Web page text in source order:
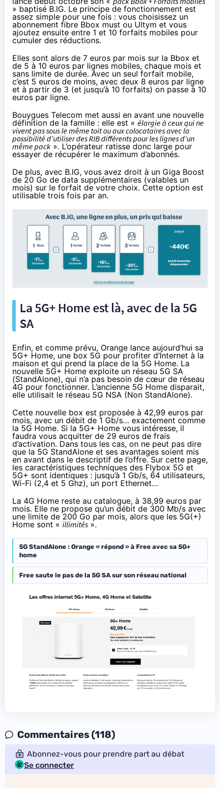
» baptisé B.IG. Le principe de fonctionnement est
assez simple pour une fois : vous choisissez un
abonnement fibre Bbox must ou Ultym et vous
ajoutez ensuite entre 1 et 10 forfaits mobiles pour
cumuler des réductions.
Elles sont alors de 7 euros par mois sur la Bbox et
de 5 à 10 euros par lignes mobiles, chaque mois et
sans limite de durée. Avec un seul forfait mobile,
c’est 5 euros de moins, avec deux 8 euros par ligne
et à partir de 3 (et jusqu’à 10 forfaits) on passe à 10
euros par ligne.
Bouygues Telecom met aussi en avant une nouvelle
définition de la famille : elle est « élargie à ceux qui ne
vivent pas sous le même toit ou aux colocataires avec la
possibilité d’utiliser des RIB différents pour les lignes d’un
même pack ». L’opérateur ratisse donc large pour
essayer de récupérer le maximum d’abonnés.
De plus, avec B.IG, vous avez droit à un Giga Boost
de 20 Go de data supplémentaires (valables un
mois) sur le forfait de votre choix. Cette option est
utilisable trois fois par an.
La 5G+ Home est là, avec de la 5G
SA
Enfin, et comme prévu, Orange lance aujourd’hui sa
5G+ Home, une box 5G pour profiter d’Internet à la
maison et qui prend la place de la 5G Home. La
nouvelle 5G+ Home exploite un réseau 5G SA
(StandAlone), qui n’a pas besoin de cœur de réseau
4G pour fonctionner. L’ancienne 5G Home disparait,
elle utilisait le réseau 5G NSA (Non StandAlone).
Cette nouvelle box est proposée à 42,99 euros par
mois, avec un débit de 1 Gb/s… exactement comme
la 5G Home. Si la 5G+ Home vous intéresse, il
faudra vous acquitter de 29 euros de frais
d’activation. Dans tous les cas, on ne peut pas dire
que la 5G StandAlone et ses avantages soient mis
en avant dans le descriptif de l’offre. Sur cette page,
les caractéristiques techniques des Flybox 5G et
5G+ sont identiques : jusqu’à 1 Gb/s, 64 utilisateurs,
Wi-Fi (2,4 et 5 Ghz), un port Ethernet…
La 4G Home reste au catalogue, à 38,99 euros par
mois. Elle ne propose qu’un débit de 300 Mb/s avec
une limite de 200 Go par mois, alors que les 5G(+)
Home sont « illimités ».
5G StandAlone : Orange « répond » à Free avec sa 5G+
home
Free saute le pas de la 5G SA sur son réseau national
Commentaires (118)
Abonnez-vous pour prendre part au débat
Se connecter